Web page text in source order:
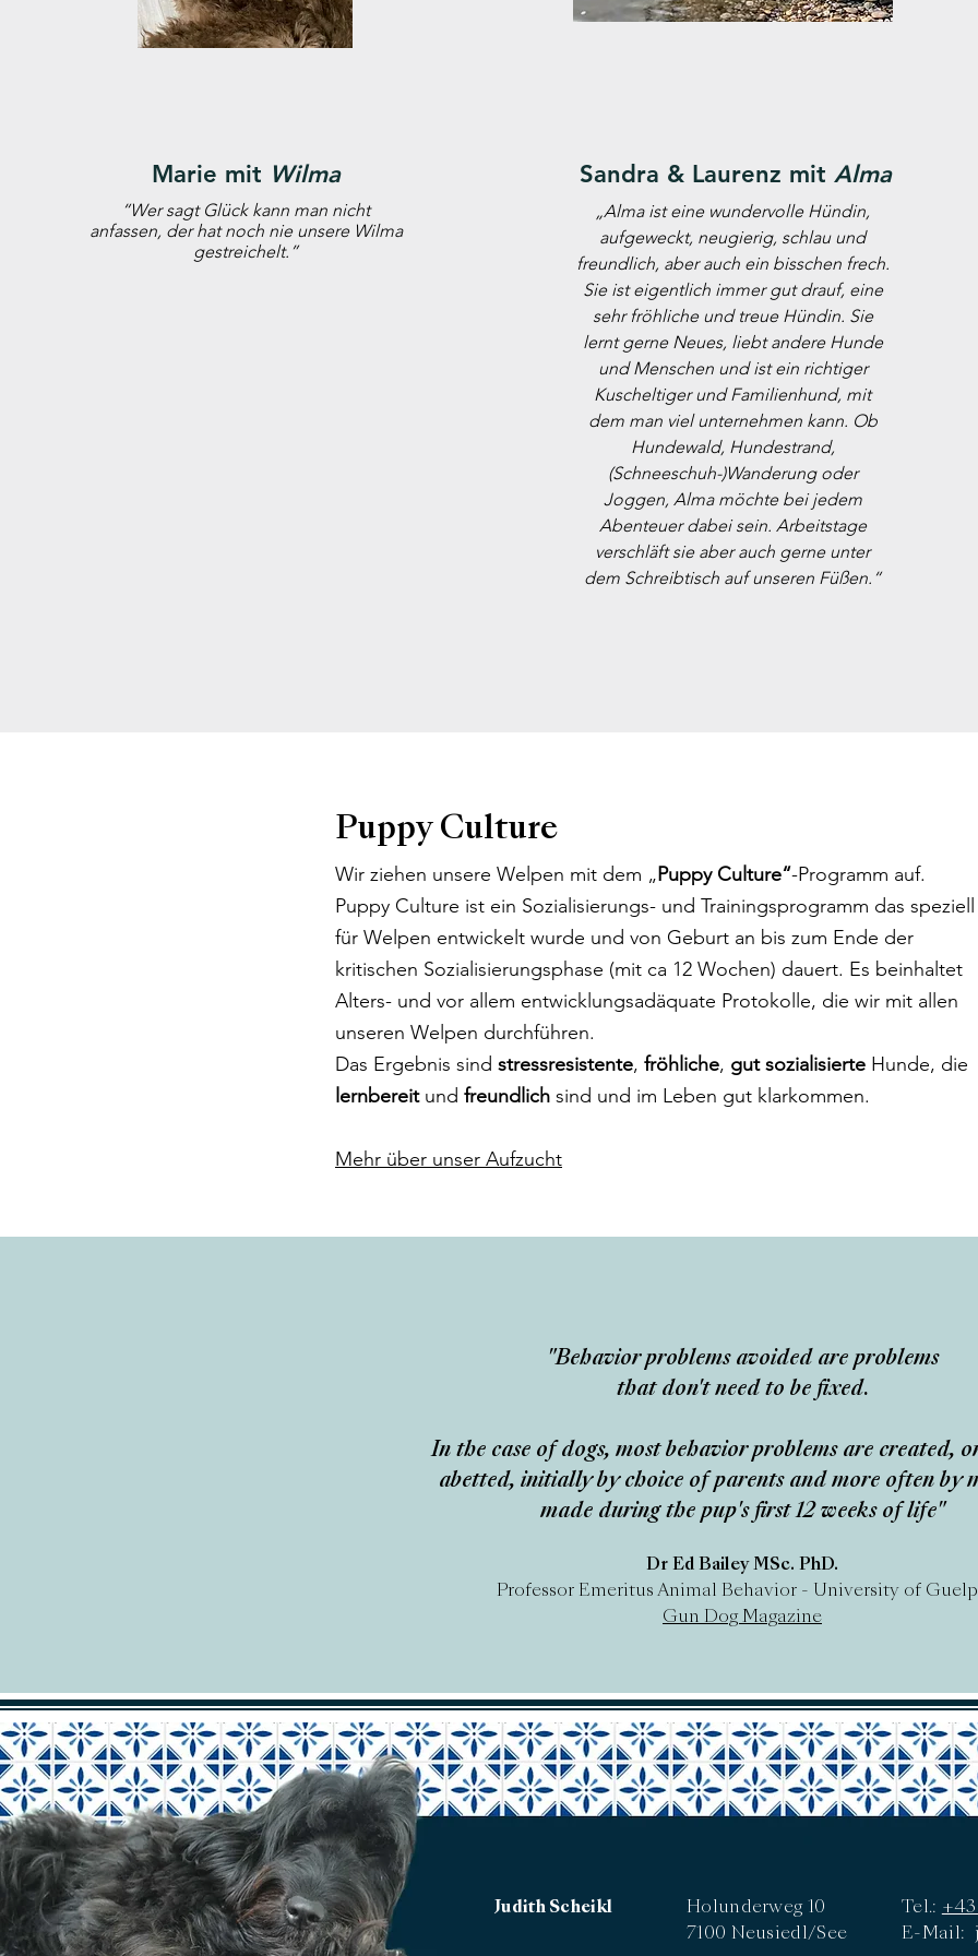
Marie mit Wilma
“Wer sagt Glück kann man nicht
anfassen, der hat noch nie unsere Wilma
gestreichelt.”
Sandra & Laurenz mit Alma
„Alma ist eine wundervolle Hündin,
aufgeweckt, neugierig, schlau und
freundlich, aber auch ein bisschen frech.
Sie ist eigentlich immer gut drauf, eine
sehr fröhliche und treue Hündin. Sie
lernt gerne Neues, liebt andere Hunde
und Menschen und ist ein richtiger
Kuscheltiger und Familienhund, mit
dem man viel unternehmen kann. Ob
Hundewald, Hundestrand,
(Schneeschuh-)Wanderung oder
Joggen, Alma möchte bei jedem
Abenteuer dabei sein. Arbeitstage
verschläft sie aber auch gerne unter
dem Schreibtisch auf unseren Füßen.“
Puppy Culture
Wir ziehen unsere Welpen mit dem „Puppy Culture“-Programm auf.
Puppy Culture ist ein Sozialisierungs- und Trainingsprogramm das speziell
für Welpen entwickelt wurde und von Geburt an bis zum Ende der
kritischen Sozialisierungsphase (mit ca 12 Wochen) dauert. Es beinhaltet
Alters- und vor allem entwicklungsadäquate Protokolle, die wir mit allen
unseren Welpen durchführen.
Das Ergebnis sind stressresistente, fröhliche, gut sozialisierte Hunde, die
lernbereitund freundlich sind und im Leben gut klarkommen.
Mehr über unser Aufzucht
"Behavior problems avoided are problems
that don't need to be fixed.
In the case of dogs, most behavior problems are created,
abetted, initially by choice of parents and more often by
made during the pup's first 12 weeks of life"
Dr Ed Bailey MSc. PhD.
Professor Emeritus Animal Behavior - University of
Gun Dog Magazine
Judith Scheikl
Holunderweg 10
7100 Neusiedl/See
Tel.: +43
E-Mail: